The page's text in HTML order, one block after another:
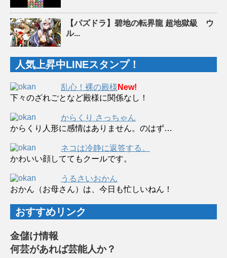
【パズドラ】碧地の転界龍 超地獄級 ウ
ル...
人気上昇中LINEスタンプ！
乱心！裸の殿様 New!
下々のざれごとなど殿様に関係なし！
からくり さっちゃん
からくり人形に感情はありません。のはず…
ネコは冷静に返答する。
かわいい顔しててもクールです。
うるさいおかん
おかん（お母さん）は、今日も忙しいねん！
おすすめリンク
金儲け情報
何芸があれば芸能人か？